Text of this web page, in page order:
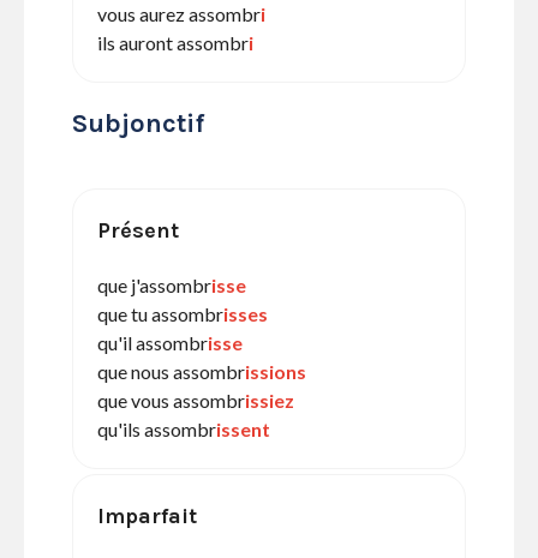
vous aurez assombri
ils auront assombri
Subjonctif
Présent
que j'assombrisse
que tu assombrisses
qu'il assombrisse
que nous assombrissions
que vous assombrissiez
qu'ils assombrissent
Imparfait